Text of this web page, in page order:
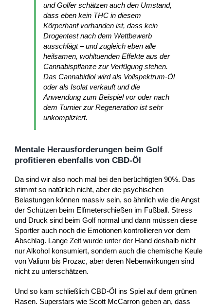
und Golfer schätzen auch den Umstand,
dass eben kein THC in diesem
Körperhanf vorhanden ist, dass kein
Drogentest nach dem Wettbewerb
ausschlägt – und zugleich eben alle
heilsamen, wohltuenden Effekte aus der
Cannabispflanze zur Verfügung stehen.
Das Cannabidiol wird als Vollspektrum-Öl
oder als Isolat verkauft und die
Anwendung zum Beispiel vor oder nach
dem Turnier zur Regeneration ist sehr
unkompliziert.
Mentale Herausforderungen beim Golf
profitieren ebenfalls von CBD-Öl
Da sind wir also noch mal bei den berüchtigten 90%. Das
stimmt so natürlich nicht, aber die psychischen
Belastungen können massiv sein, so ähnlich wie die Angst
der Schützen beim Elfmeterschießen im Fußball. Stress
und Druck sind beim Golf normal und dann müssen diese
Sportler auch noch die Emotionen kontrollieren vor dem
Abschlag. Lange Zeit wurde unter der Hand deshalb nicht
nur Alkohol konsumiert, sondern auch die chemische Keule
von Valium bis Prozac, aber deren Nebenwirkungen sind
nicht zu unterschätzen.
Und so kam schließlich CBD-Öl ins Spiel auf dem grünen
Rasen. Superstars wie Scott McCarron geben an, dass